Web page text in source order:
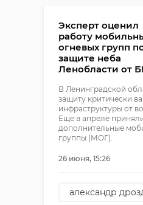
Эксперт оценил
работу
огневых групп
защите неба
Ленобласти от
В Ленинградской
защиту критически
инфраструктуры от
Еще в апреле
дополнительные
группы (МОГ).
26 июня, 15:26
александр